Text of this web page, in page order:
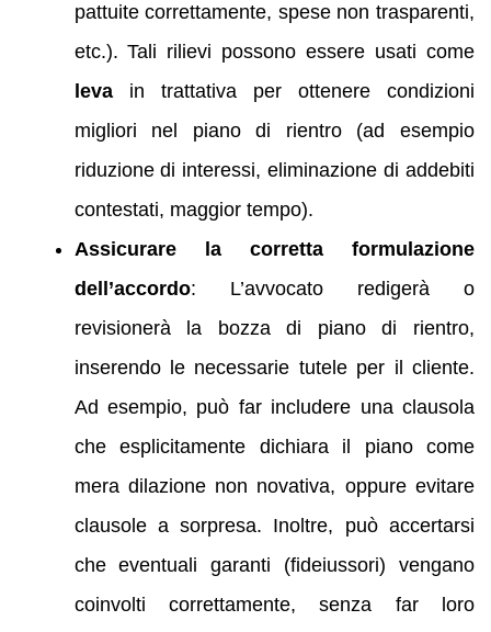
pattuite correttamente, spese non trasparenti,
etc.). Tali rilievi possono essere usati come
levain trattativa per ottenere condizioni
migliori nel piano di rientro (ad esempio
riduzione di interessi, eliminazione di addebiti
contestati, maggior tempo).
Assicurare la corretta formulazione
dell’accordo: L’avvocato redigerà o
revisionerà la bozza di piano di rientro,
inserendo le necessarie tutele per il cliente.
Ad esempio, può far includere una clausola
che esplicitamente dichiara il piano come
mera dilazione non novativa, oppure evitare
clausole a sorpresa. Inoltre, può accertarsi
che eventuali garanti (fideiussori) vengano
coinvolti correttamente, senza far loro